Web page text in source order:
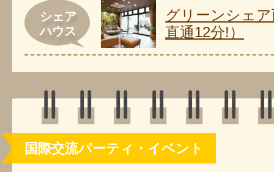
シェア
ハウス
グリーンシェ
直通12分!）
国際交流パーティ・イベント